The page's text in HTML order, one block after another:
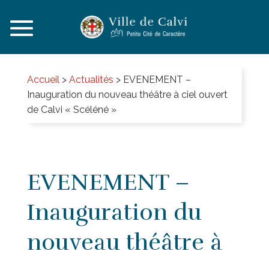
Accueil> Actualités > EVENEMENT –
Inauguration du nouveau théâtre à ciel ouvert
de Calvi « Scéléné »
EVENEMENT –
Inauguration du
nouveau théâtre à